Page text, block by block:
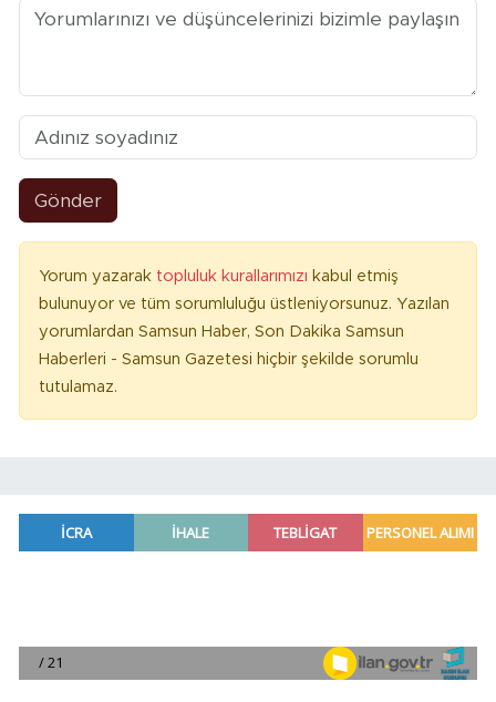
Gönder
Yorum yazarak topluluk kurallarımızı kabul etmiş
bulunuyor ve tüm sorumluluğu üstleniyorsunuz. Yazılan
yorumlardan Samsun Haber, Son Dakika Samsun
Haberleri - Samsun Gazetesi hiçbir şekilde sorumlu
tutulamaz.